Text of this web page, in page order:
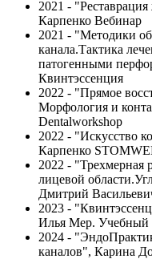
2021 -
Карпенко Вебинар
2021 - "Методики
канала.Тактика
патогенными
Квинтэссенция
2022 - "Прямое
Морфология и
Dentalworkshop
2022 - "Искусство
Карпенко
2022 - "Трехмерная
лицевой
Дмитрий
2023 -
Илья Мер. Учебный
2024 -
каналов", Карина